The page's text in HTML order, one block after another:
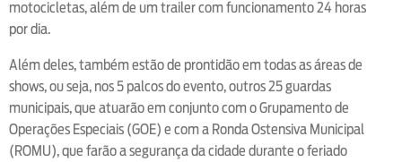
motocicletas, além de um trailer com funcionamento 24 horas
por dia.
Além deles, também estão de prontidão em todas as áreas de
shows, ou seja, nos 5 palcos do evento, outros 25 guardas
municipais, que atuarão em conjunto com o Grupamento de
Operações Especiais (GOE) e com a Ronda Ostensiva Municipal
(ROMU), que farão a segurança da cidade durante o feriado